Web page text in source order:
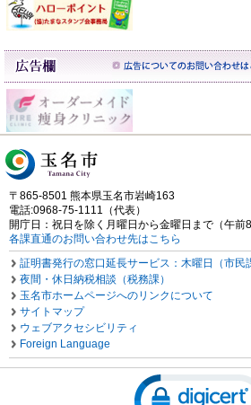
〒865-8501 熊本県玉名市岩崎163
電話:0968-75-1111（代表）
開庁日：祝日を除く月曜日から金曜日まで（午前
各課直通のお問い合わせ先はこちら
証明書発行の窓口延長サービス：木曜日（市民
夜間・休日納税相談（税務課）
玉名市ホームページへのリンクについて
サイトマップ
ウェブアクセシビリティ
Foreign Language